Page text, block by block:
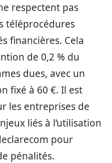
respectent pas
téléprocédures
financières. Cela
de 0,2 % du
dues, avec un
fixé à 60 €. Il est
les entreprises de
liés à l’utilisation
pour
pénalités.